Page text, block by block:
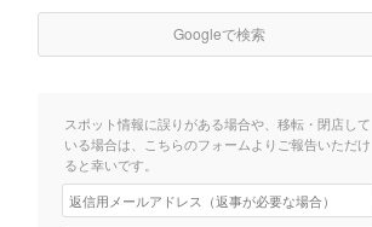
Googleで検索
スポット情報に誤りがある場合や、移転・閉店して
いる場合は、こちらのフォームよりご報告いただけ
ると幸いです。